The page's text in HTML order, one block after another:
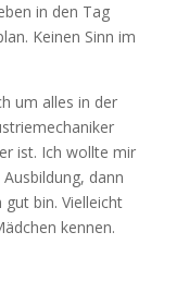
in den Tag
Keinen Sinn im
um alles in der
ist. Ich wollte mir
dann
bin. Vielleicht
kennen.